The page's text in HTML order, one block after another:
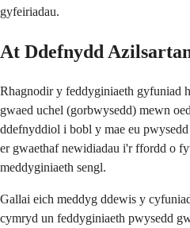
gyfeiriadau.
At Ddefnydd
Rhagnodir y feddyginiaeth gyfuniad
gwaed uchel (gorbwysedd) mewn
ddefnyddiol i bobl y mae eu
er gwaethaf newidiadau i'r ffordd o
meddyginiaeth sengl.
Gallai eich meddyg ddewis y
cymryd un feddyginiaeth pwysedd